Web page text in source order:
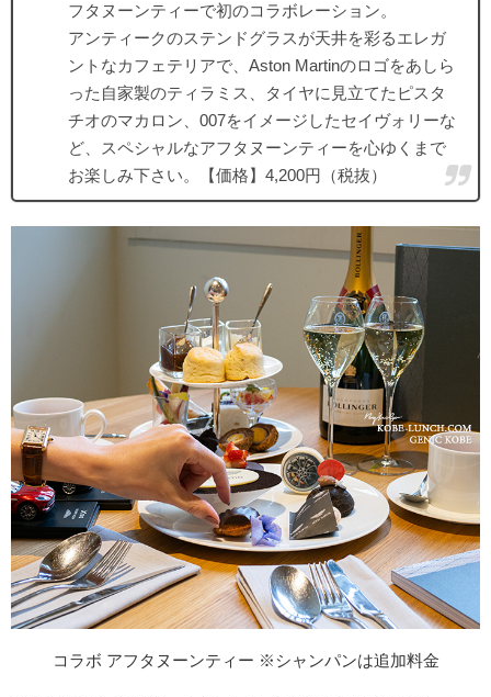
フタヌーンティーで初のコラボレーション。
アンティークのステンドグラスが天井を彩るエレガ
ントなカフェテリアで、Aston Martinのロゴをあしら
った自家製のティラミス、タイヤに見立てたピスタ
チオのマカロン、007をイメージしたセイヴォリーな
ど、スペシャルなアフタヌーンティーを心ゆくまで
お楽しみ下さい。【価格】4,200円（税抜）
コラボ アフタヌーンティー ※シャンパンは追加料金